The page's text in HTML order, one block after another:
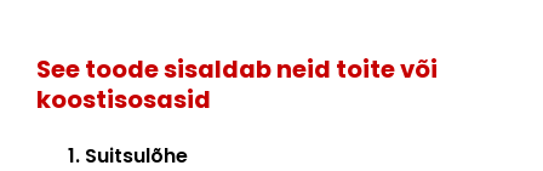
See toode sisaldab neid toite või
koostisosasid
Suitsulõhe